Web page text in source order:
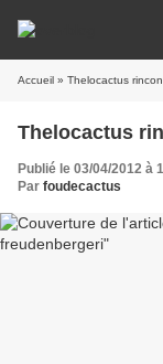
Accueil » Thelocactus
Thelocactus
Publié le 03/04/2012 à
Par foudecactus